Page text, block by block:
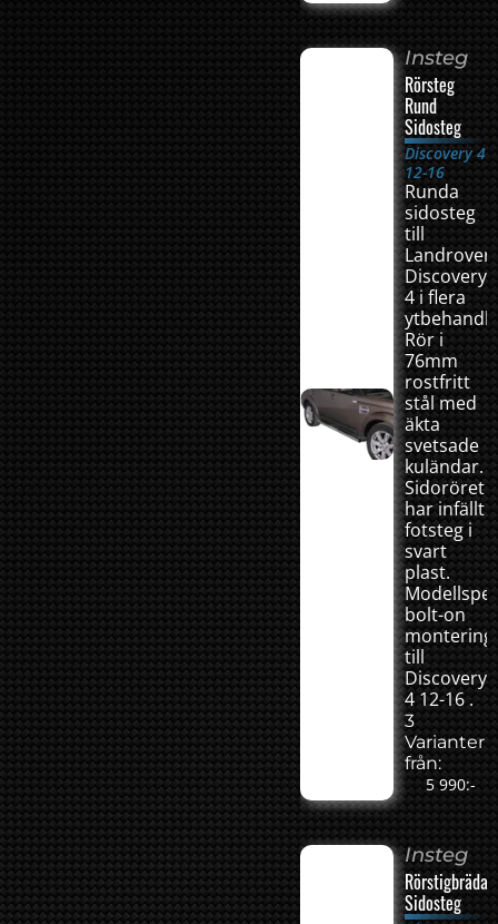
Insteg
Rörsteg
Rund
Sidosteg
Discovery 4
12-16
Runda
sidosteg
till
Landrover
Discovery
4 i flera
Rör i
76mm
rostfritt
stål med
äkta
svetsade
kuländar.
Sidoröret
har infällt
fotsteg i
svart
plast.
bolt-on
montering
till
Discovery
4 12-16 .
3
Varianter
från:
5 990:-
Insteg
Rörstigbräda
Sidosteg